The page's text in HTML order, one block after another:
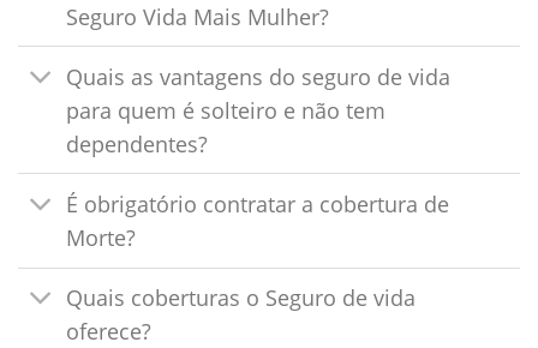
Seguro Vida Mais Mulher?
Quais as vantagens do seguro de vida
para quem é solteiro e não tem
dependentes?
É obrigatório contratar a cobertura de
Morte?
Quais coberturas o Seguro de vida
oferece?